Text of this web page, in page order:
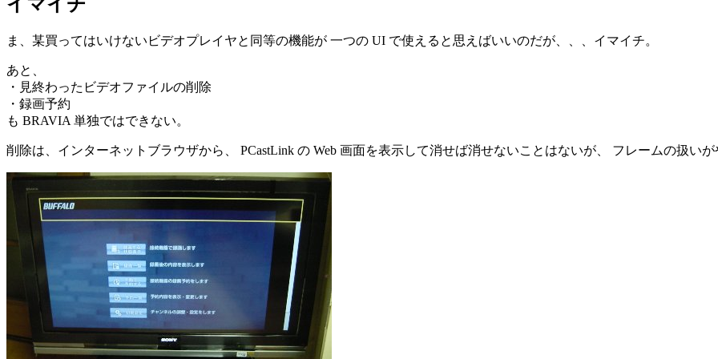
ま、某買ってはいけないビデオプレイヤと同等の機能が 一つの UI で使えると思えばいいのだが、、、イマイチ。
あと、
・見終わったビデオファイルの削除
・録画予約
も BRAVIA 単独ではできない。
削除は、インターネットブラウザから、 PCastLink の Web 画面を表示して消せば消せないことはないが、 フレームの扱いが